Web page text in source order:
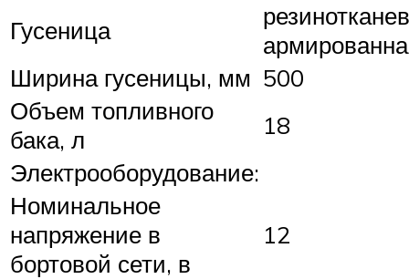
Гусеница
Ширина гусеницы, мм 500
Объем топливного
бака, л
18
Электрооборудование:
Номинальное
напряжение в
бортовой сети, в
12